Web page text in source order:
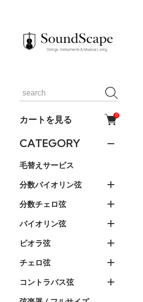
カートを見る 0
CATEGORY
毛替えサービス
分数バイオリン弦
分数チェロ弦
バイオリン弦
ビオラ弦
チェロ弦
コントラバス弦